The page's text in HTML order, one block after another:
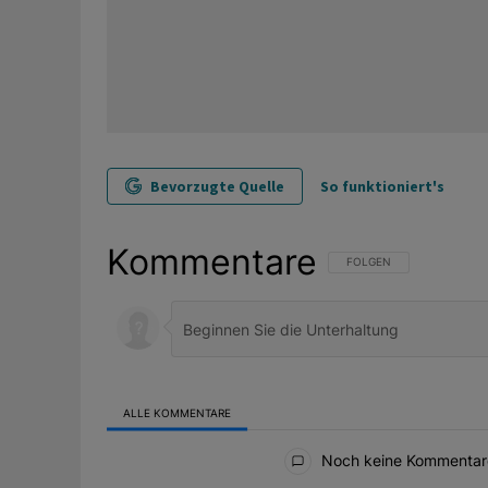
Bevorzugte Quelle So funktioniert's
Kommentare FOLGE DIESER
FOLGEN
ALLE KOMMENTARE
Noch keine